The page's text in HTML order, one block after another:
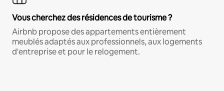
Vous cherchez des résidences de tourisme ?
Airbnb propose des appartements entièrement
meublés adaptés aux professionnels, aux logements
d'entreprise et pour le relogement.